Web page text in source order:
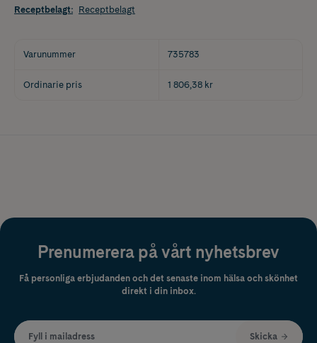
Receptbelagt: Receptbelagt
Varunummer 735783
Ordinarie pris 1 806,38 kr
Prenumerera på vårt nyhetsbrev
Få personliga erbjudanden och det senaste inom hälsa och skönhet
direkt i din inbox.
Fyll i mailadress Skicka